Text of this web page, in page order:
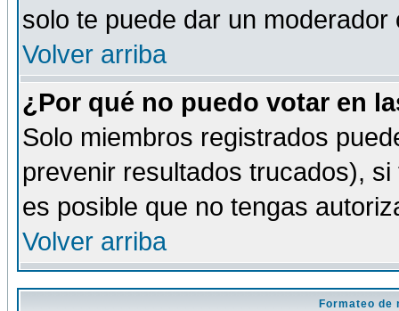
solo te puede dar un
Volver arriba
¿Por qué no puedo votar en
Solo miembros registrados
prevenir resultados trucados),
es posible que no tengas
Volver arriba
Formateo de